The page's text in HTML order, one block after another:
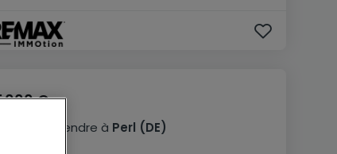
à vendre à Perl (DE)
000 €